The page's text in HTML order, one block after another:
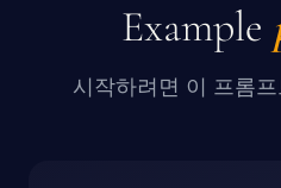
Example
시작하려면 이 프롬